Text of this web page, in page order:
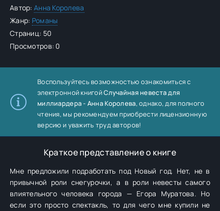
Автор: Анна Королева
Жанр: Романы
Страниц: 50
Просмотров: 0
Воспользуйтесь возможностью ознакомиться с
электронной книгойСлучайная невеста для
миллиардера - Анна Королева, однако, для полного
чтения, мы рекомендуем приобрести лицензионную
версию и уважить труд авторов!
Краткое представление о книге
Мне предложили подработать под Новый год. Нет, не в
привычной роли снегурочки, а в роли невесты самого
влиятельного человека города — Егора Муратова. Но
если это просто спектакль, то для чего мне купили не